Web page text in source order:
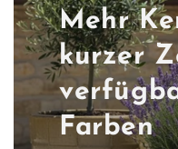
Mehr
kurzer
Farben